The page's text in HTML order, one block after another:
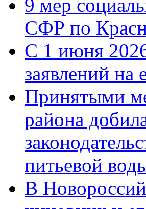
9 мер
СФР по
С 1 июня
заявлений
Принятыми
района
питьевой
В